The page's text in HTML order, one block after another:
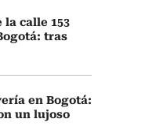
calle 153
tras
en Bogotá:
un lujoso